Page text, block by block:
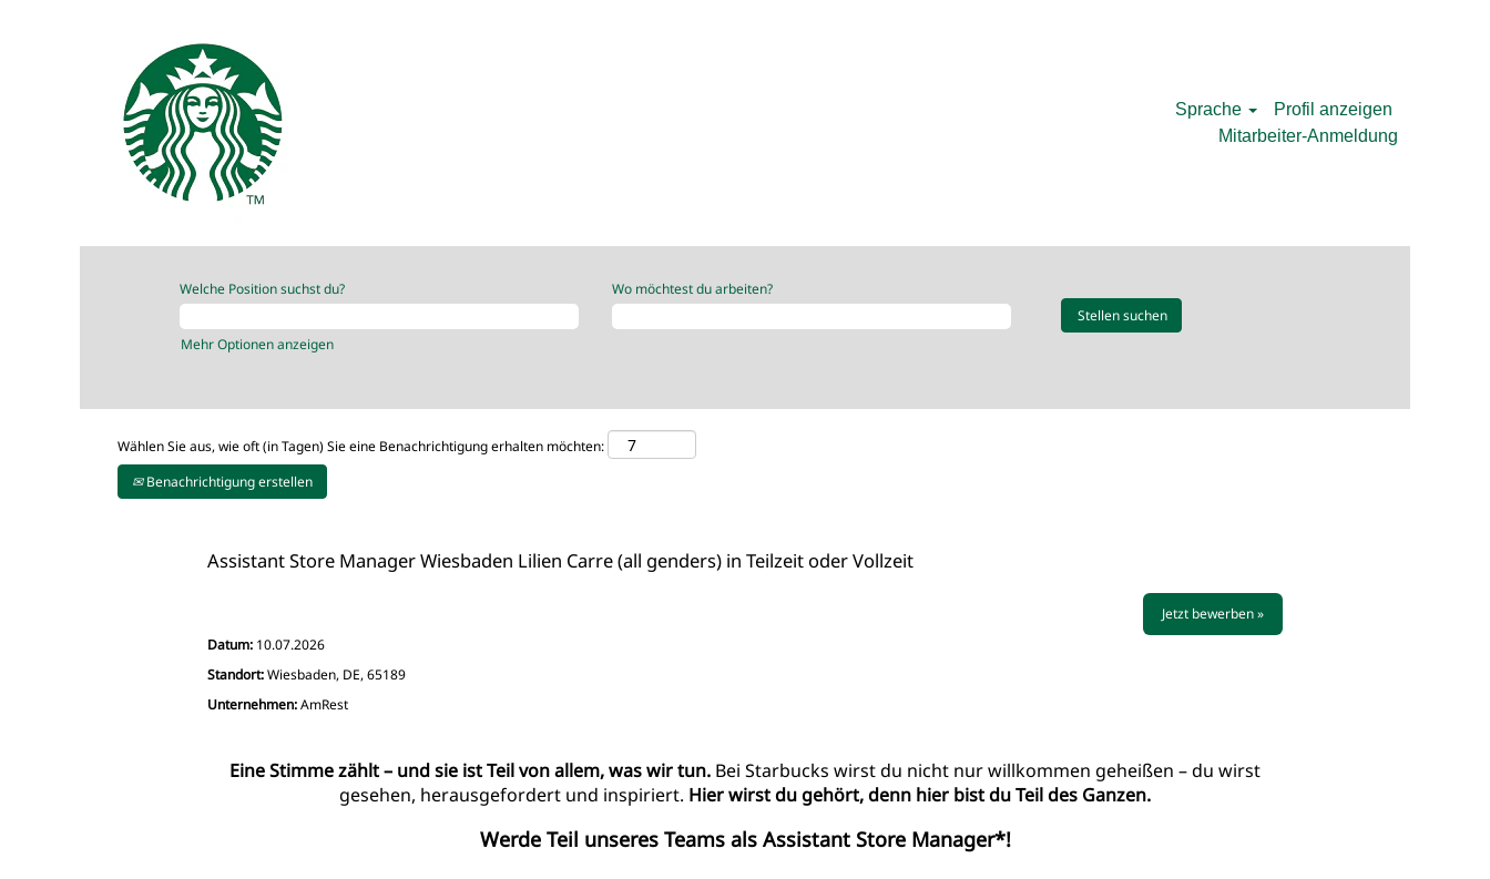
Sprache
Profil anzeigen
Mitarbeiter-Anmeldung
Welche Position suchst du? Wo möchtest du arbeiten?
Mehr Optionen anzeigen
Wählen Sie aus, wie oft (in Tagen) Sie eine Benachrichtigung erhalten möchten:
Benachrichtigung erstellen
Assistant Store Manager Wiesbaden Lilien Carre (all genders) in Teilzeit oder Vollzeit
Jetzt bewerben »
Datum: 10.07.2026
Standort:Wiesbaden, DE, 65189
Unternehmen:AmRest
Eine Stimme zählt – und sie ist Teil von allem, was wir tun. Bei Starbucks wirst du nicht nur willkommen geheißen – du wirst
gesehen, herausgefordert und inspiriert. Hier wirst du gehört, denn hier bist du Teil des Ganzen.
Werde Teil unseres Teams als Assistant Store Manager*!